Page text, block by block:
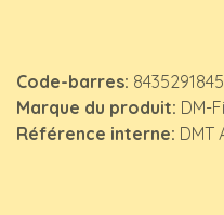
Code-barres:
Marque du produit: DM-
Référence interne: DMT